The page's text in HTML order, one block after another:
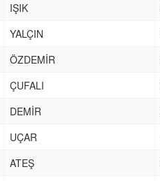
IŞIK
YALÇIN
ÖZDEMİR
ÇUFALI
DEMİR
UÇAR
ATEŞ